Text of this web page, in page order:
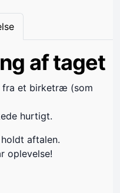
af taget
fra et birketræ (som
hurtigt.
aftalen.
oplevelse!